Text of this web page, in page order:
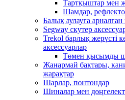
Тартқыштар мен
Шамдар,
Балық аулауға
Segway скутер
Trekol барлық жерүсті
аксессуарлар
Төмен қысымды
Жанармай бактары,
жарақтар
Шарлар, понтондар
Шиналар мен